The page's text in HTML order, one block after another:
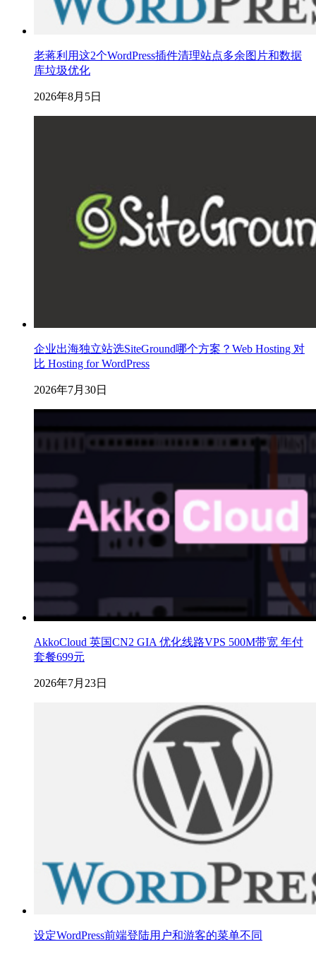
老蒋利用这2个WordPress插件清理站点多余图片和数据
库垃圾优化
2026年8月5日
企业出海独立站选SiteGround哪个方案？Web Hosting 对
比 Hosting for WordPress
2026年7月30日
AkkoCloud 英国CN2 GIA 优化线路VPS 500M带宽 年付
套餐699元
2026年7月23日
设定WordPress前端登陆用户和游客的菜单不同